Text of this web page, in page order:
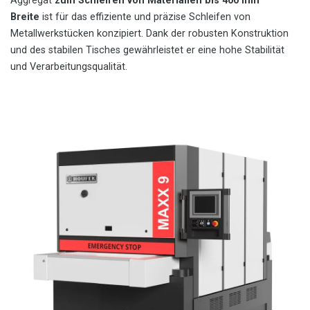
Breite ist für das effiziente und präzise Schleifen von
Metallwerkstücken konzipiert. Dank der robusten Konstruktion
und des stabilen Tisches gewährleistet er eine hohe Stabilität
und Verarbeitungsqualität.